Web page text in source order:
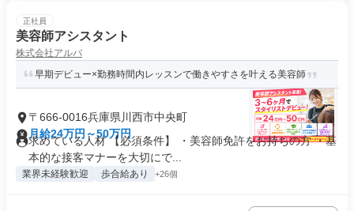
正社員
美容師アシスタント
株式会社アルバ
早期デビュー×勤務時間内レッスンで働きやすさを叶える美容師
〒666-0016兵庫県川西市中央町
月給24万円～50万円
求めている人材 【必須条件】 ・美容師免許をお持ちの方 ・基
本的な接客マナーを大切にで...
業界未経験歓迎 歩合給あり +26個